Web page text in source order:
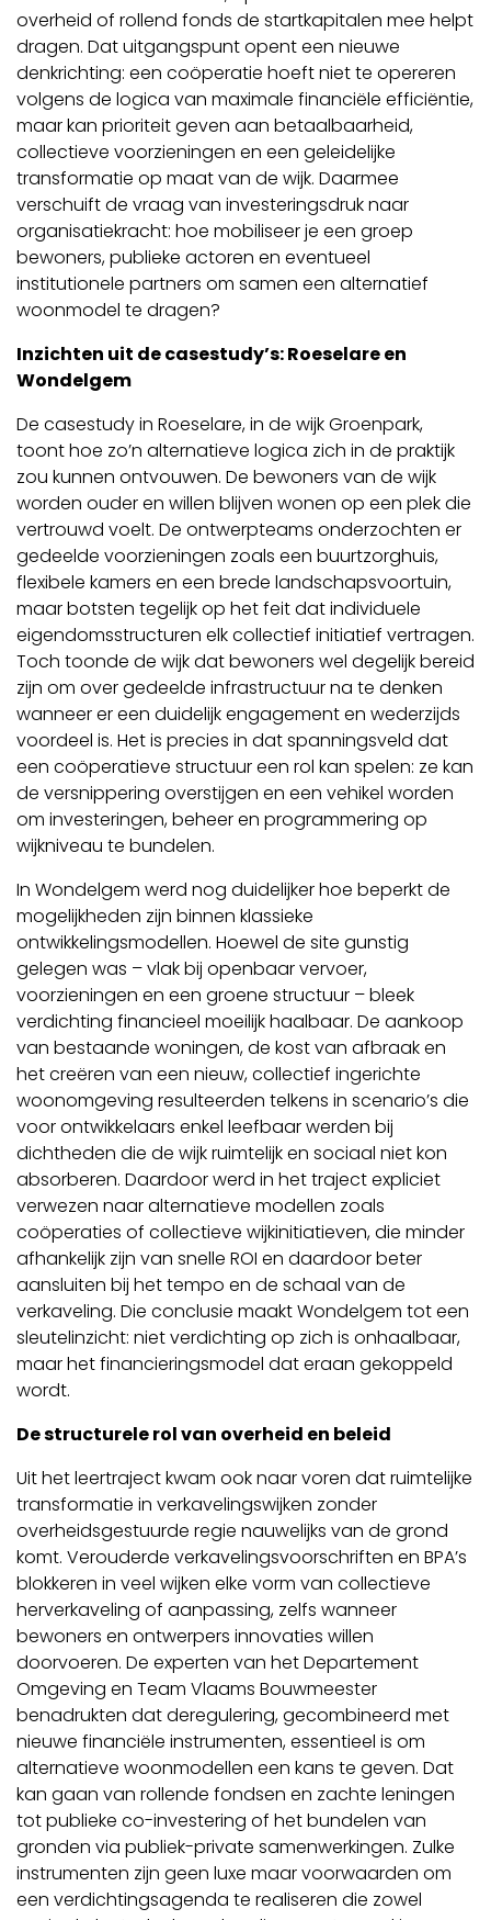
overheid of rollend fonds de startkapitalen mee helpt
dragen. Dat uitgangspunt opent een nieuwe
denkrichting: een coöperatie hoeft niet te opereren
volgens de logica van maximale financiële efficiëntie,
maar kan prioriteit geven aan betaalbaarheid,
collectieve voorzieningen en een geleidelijke
transformatie op maat van de wijk. Daarmee
verschuift de vraag van investeringsdruk naar
organisatiekracht: hoe mobiliseer je een groep
bewoners, publieke actoren en eventueel
institutionele partners om samen een alternatief
woonmodel te dragen?
Inzichten uit de casestudy’s: Roeselare en
Wondelgem
De casestudy in Roeselare, in de wijk Groenpark,
toont hoe zo’n alternatieve logica zich in de praktijk
zou kunnen ontvouwen. De bewoners van de wijk
worden ouder en willen blijven wonen op een plek die
vertrouwd voelt. De ontwerpteams onderzochten er
gedeelde voorzieningen zoals een buurtzorghuis,
flexibele kamers en een brede landschapsvoortuin,
maar botsten tegelijk op het feit dat individuele
eigendomsstructuren elk collectief initiatief vertragen.
Toch toonde de wijk dat bewoners wel degelijk bereid
zijn om over gedeelde infrastructuur na te denken
wanneer er een duidelijk engagement en wederzijds
voordeel is. Het is precies in dat spanningsveld dat
een coöperatieve structuur een rol kan spelen: ze kan
de versnippering overstijgen en een vehikel worden
om investeringen, beheer en programmering op
wijkniveau te bundelen.
In Wondelgem werd nog duidelijker hoe beperkt de
mogelijkheden zijn binnen klassieke
ontwikkelingsmodellen. Hoewel de site gunstig
gelegen was – vlak bij openbaar vervoer,
voorzieningen en een groene structuur – bleek
verdichting financieel moeilijk haalbaar. De aankoop
van bestaande woningen, de kost van afbraak en
het creëren van een nieuw, collectief ingerichte
woonomgeving resulteerden telkens in scenario’s die
voor ontwikkelaars enkel leefbaar werden bij
dichtheden die de wijk ruimtelijk en sociaal niet kon
absorberen. Daardoor werd in het traject expliciet
verwezen naar alternatieve modellen zoals
coöperaties of collectieve wijkinitiatieven, die minder
afhankelijk zijn van snelle ROI en daardoor beter
aansluiten bij het tempo en de schaal van de
verkaveling. Die conclusie maakt Wondelgem tot een
sleutelinzicht: niet verdichting op zich is onhaalbaar,
maar het financieringsmodel dat eraan gekoppeld
wordt.
De structurele rol van overheid en beleid
Uit het leertraject kwam ook naar voren dat ruimtelijke
transformatie in verkavelingswijken zonder
overheidsgestuurde regie nauwelijks van de grond
komt. Verouderde verkavelingsvoorschriften en BPA’s
blokkeren in veel wijken elke vorm van collectieve
herverkaveling of aanpassing, zelfs wanneer
bewoners en ontwerpers innovaties willen
doorvoeren. De experten van het Departement
Omgeving en Team Vlaams Bouwmeester
benadrukten dat deregulering, gecombineerd met
nieuwe financiële instrumenten, essentieel is om
alternatieve woonmodellen een kans te geven. Dat
kan gaan van rollende fondsen en zachte leningen
tot publieke co-investering of het bundelen van
gronden via publiek-private samenwerkingen. Zulke
instrumenten zijn geen luxe maar voorwaarden om
een verdichtingsagenda te realiseren die zowel